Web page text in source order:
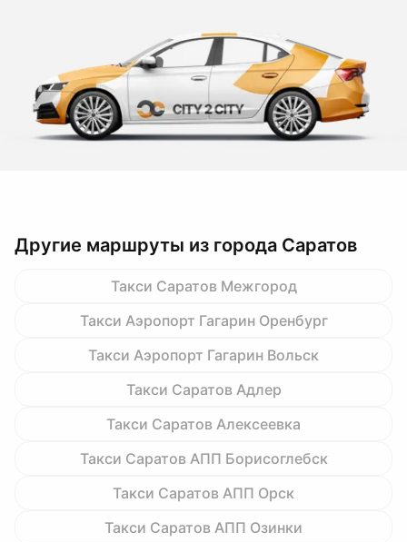
Другие маршруты из города Саратов
Такси Саратов Межгород
Такси Аэропорт Гагарин Оренбург
Такси Аэропорт Гагарин Вольск
Такси Саратов Адлер
Такси Саратов Алексеевка
Такси Саратов АПП Борисоглебск
Такси Саратов АПП Орск
Такси Саратов АПП Озинки